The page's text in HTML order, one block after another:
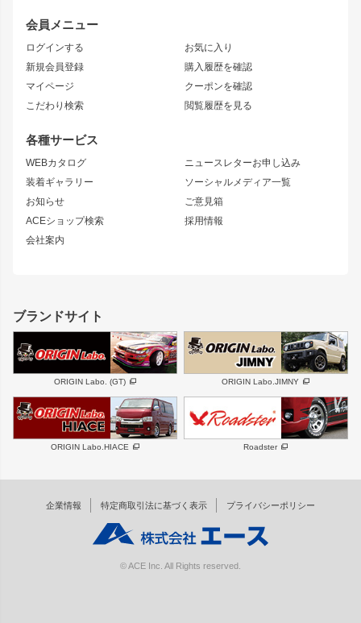
会員メニュー
ログインする
新規会員登録
マイページ
こだわり検索
お気に入り
購入履歴を確認
クーポンを確認
閲覧履歴を見る
各種サービス
WEBカタログ
装着ギャラリー
お知らせ
ACEショップ検索
会社案内
ニュースレターお申し込み
ソーシャルメディア一覧
ご意見箱
採用情報
トレノ
マークX
ニッサン
S15 シルビア
S14 シルビア 後期
S13 シルビア
180SX
シルエイティ
ワンビア
ローレル
セフィーロ
キャラバン
スズキ
GS350
SC
スバル 三菱
デリカ D:5
軽自動車 汎用
リアウイング
ジムニーパーツ
ホイール
MUD-S7
MUD-SR7
まつど家 鉄漢
ボンネット
フェンダー
サイドパーツ
リアゲート
メンテナンスパーツ
ハイエースパーツ
ホイール
DAYTONA-RS
DAYTONA-RS NEO
エアロシリーズ
RUGGER MODEL
DTM:exclusive
オーバーフェンダー
ワイパーガード
ブランドサイト
ORIGIN Labo. (GT) ORIGIN Labo.JIMNY
ORIGIN Labo.HIACE Roadster
企業情報 特定商取引法に基づく表示 プライバシーポリシー
© ACE Inc. All Rights reserved.